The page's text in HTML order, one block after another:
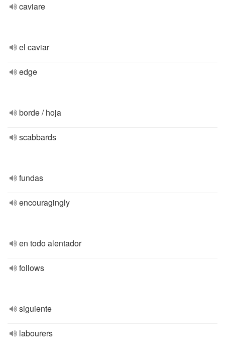
caviare
el caviar
edge
borde / hoja
scabbards
fundas
encouragingly
en todo alentador
follows
siguiente
labourers